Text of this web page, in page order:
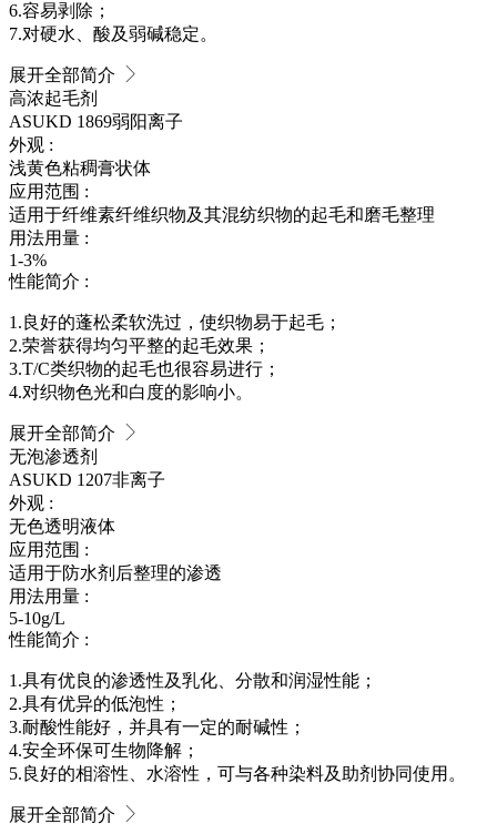
6.容易剥除；
7.对硬水、酸及弱碱稳定。
展开全部简介
高浓起毛剂
ASUKD 1869弱阳离子
外观 :
浅黄色粘稠膏状体
应用范围 :
适用于纤维素纤维织物及其混纺织物的起毛和磨毛整理
用法用量 :
1-3%
性能简介 :
1.良好的蓬松柔软洗过，使织物易于起毛；
2.荣誉获得均匀平整的起毛效果；
3.T/C类织物的起毛也很容易进行；
4.对织物色光和白度的影响小。
展开全部简介
无泡渗透剂
ASUKD 1207非离子
外观 :
无色透明液体
应用范围 :
适用于防水剂后整理的渗透
用法用量 :
5-10g/L
性能简介 :
1.具有优良的渗透性及乳化、分散和润湿性能；
2.具有优异的低泡性；
3.耐酸性能好，并具有一定的耐碱性；
4.安全环保可生物降解；
5.良好的相溶性、水溶性，可与各种染料及助剂协同使用。
展开全部简介